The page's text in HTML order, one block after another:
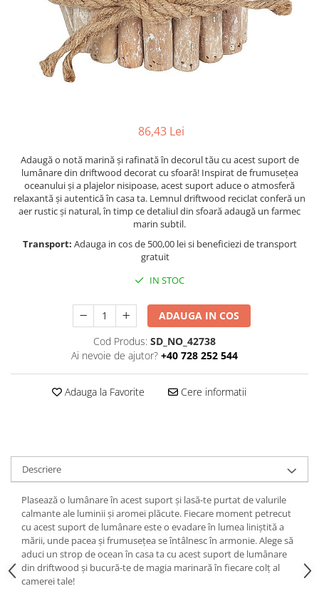
Barci, vapoare, ambarcatiuni
Decoratiuni care se agata
86,43 Lei
Adaugă o notă marină și rafinată în decorul tău cu acest suport de
lumânare din driftwood decorat cu sfoară! Inspirat de frumusețea
oceanului și a plajelor nisipoase, acest suport aduce o atmosferă
relaxantă și autentică în casa ta. Lemnul driftwood reciclat conferă un
aer rustic și natural, în timp ce detaliul din sfoară adaugă un farmec
marin subtil.
Transport: Adauga in cos de 500,00 lei si beneficiezi de transport
gratuit
IN STOC
ADAUGA IN COS
Cod Produs: SD_NO_42738
Ai nevoie de ajutor? +40 728 252 544
Adauga la Favorite Cere informatii
Descriere
Plasează o lumânare în acest suport și lasă-te purtat de valurile
calmante ale luminii și aromei plăcute. Fiecare moment petrecut
cu acest suport de lumânare este o evadare în lumea liniștită a
mării, unde pacea și frumusețea se întâlnesc în armonie. Alege să
aduci un strop de ocean în casa ta cu acest suport de lumânare
din driftwood și bucură-te de magia marinară în fiecare colț al
camerei tale!